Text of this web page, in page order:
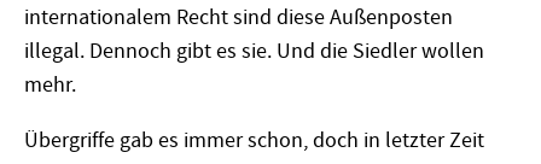
internationalem Recht sind diese Außenposten
illegal. Dennoch gibt es sie. Und die Siedler wollen
mehr.
Übergriffe gab es immer schon, doch in letzter Zeit